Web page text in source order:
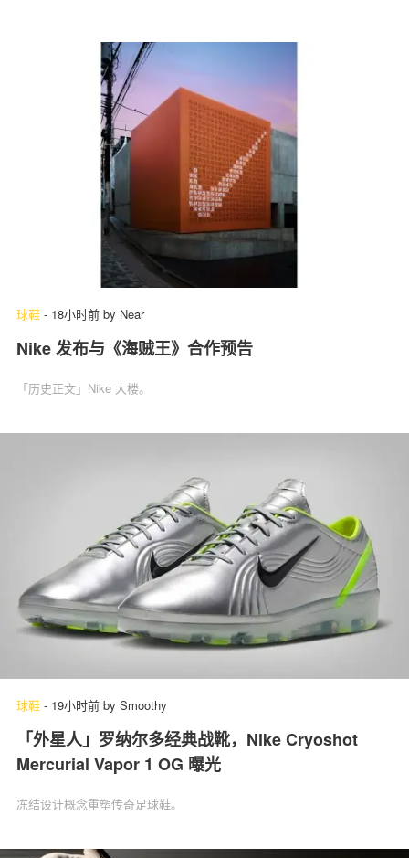
球鞋 - 18小时前 by Near
Nike 发布与《海贼王》合作预告
「历史正文」Nike 大楼。
球鞋 - 19小时前 by Smoothy
「外星人」罗纳尔多经典战靴，Nike Cryoshot
Mercurial Vapor 1 OG 曝光
冻结设计概念重塑传奇足球鞋。